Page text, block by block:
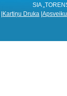
SIA
Kartiņu Druka